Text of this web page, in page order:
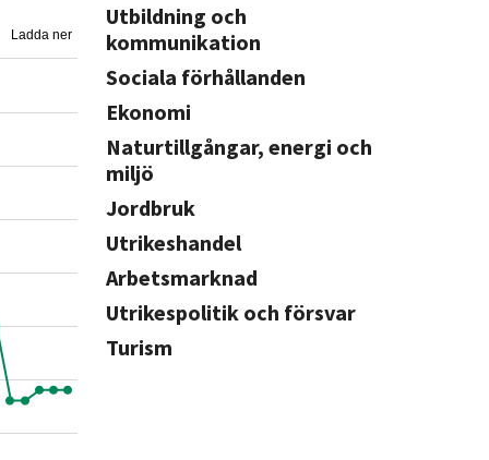
Ladda ner
Utbildning och
kommunikation
Sociala förhållanden
Ekonomi
Naturtillgångar, energi och
miljö
Jordbruk
Utrikeshandel
Arbetsmarknad
Utrikespolitik och försvar
Turism